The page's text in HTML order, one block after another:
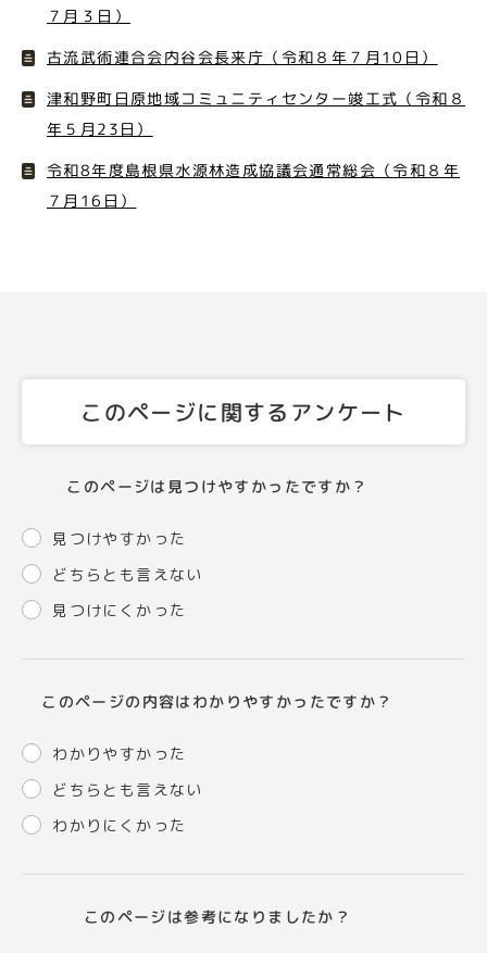
７月３日）
古流武術連合会内谷会長来庁（令和８年７月10日）
津和野町日原地域コミュニティセンター竣工式（令和８
年５月23日）
令和8年度島根県水源林造成協議会通常総会（令和８年
７月16日）
このページに関するアンケート
このページは見つけやすかったですか？
見つけやすかった
どちらとも言えない
見つけにくかった
このページの内容はわかりやすかったですか？
わかりやすかった
どちらとも言えない
わかりにくかった
このページは参考になりましたか？